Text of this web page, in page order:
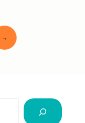
Older
→